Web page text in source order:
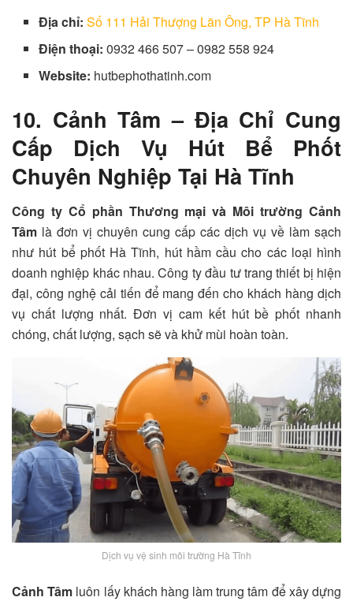
Địa chỉ:Số 111 Hải Thượng Lãn Ông, TP Hà Tĩnh
Điện thoại:0932 466 507 – 0982 558 924
Website: hutbephothatinh.com
10. Cảnh Tâm – Địa Chỉ Cung
Cấp Dịch Vụ Hút Bể Phốt
Chuyên Nghiệp Tại Hà Tĩnh
Công ty Cổ phần Thương mại và Môi trường Cảnh
Tâm là đơn vị chuyên cung cấp các dịch vụ về làm sạch
như hút bể phốt Hà Tĩnh, hút hầm cầu cho các loại hình
doanh nghiệp khác nhau. Công ty đầu tư trang thiết bị hiện
đại, công nghệ cải tiến để mang đến cho khách hàng dịch
vụ chất lượng nhất. Đơn vị cam kết hút bề phốt nhanh
chóng, chất lượng, sạch sẽ và khử mùi hoàn toàn.
Dịch vụ vệ sinh môi trường Hà Tĩnh
Cảnh Tâm luôn lấy khách hàng làm trung tâm để xây dựng